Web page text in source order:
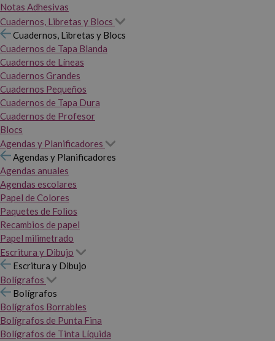
Notas Adhesivas
Cuadernos, Libretas y Blocs
Cuadernos, Libretas y Blocs
Cuadernos de Tapa Blanda
Cuadernos de Líneas
Cuadernos Grandes
Cuadernos Pequeños
Cuadernos de Tapa Dura
Cuadernos de Profesor
Blocs
Agendas y Planificadores
Agendas y Planificadores
Agendas anuales
Agendas escolares
Papel de Colores
Paquetes de Folios
Recambios de papel
Papel milimetrado
Escritura y Dibujo
Escritura y Dibujo
Bolígrafos
Bolígrafos
Bolígrafos Borrables
Bolígrafos de Punta Fina
Bolígrafos de Tinta Líquida